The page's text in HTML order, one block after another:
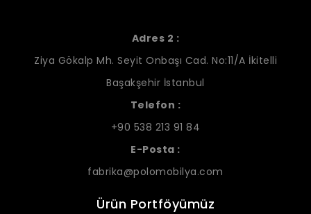
Adres 2 :
Ziya Gökalp Mh. Seyit Onbaşı Cad. No:11/A İkitelli
Başakşehir İstanbul
Telefon :
+90 538 213 91 84
E-Posta :
fabrika@polomobilya.com
Ürün Portföyümüz